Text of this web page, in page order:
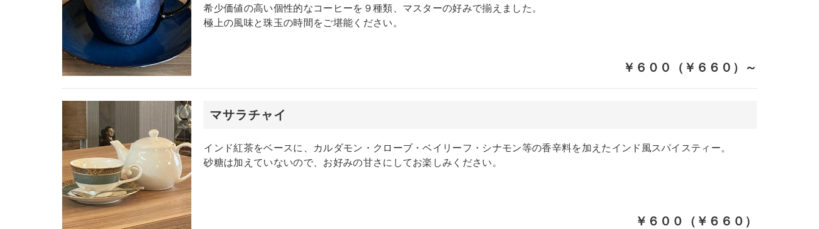
希少価値の高い個性的なコーヒーを９種類、マスターの好みで揃えました。
極上の風味と珠玉の時間をご堪能ください。
￥６００（￥６６０）～
マサラチャイ
インド紅茶をベースに、カルダモン・クローブ・ベイリーフ・シナモン等の香辛料を加えたインド風スパイスティー。
砂糖は加えていないので、お好みの甘さにしてお楽しみください。
￥６００（￥６６０）